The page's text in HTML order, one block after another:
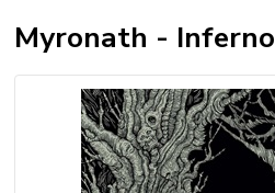
Myronath - Inferno